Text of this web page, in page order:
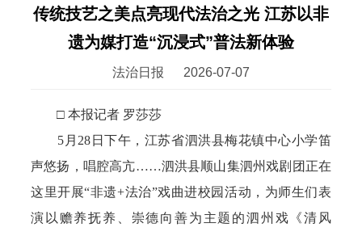
传统技艺之美点亮现代法治之光 江苏以非
遗为媒打造“沉浸式”普法新体验
法治日报 2026-07-07
□ 本报记者 罗莎莎
5月28日下午，江苏省泗洪县梅花镇中心小学笛
声悠扬，唱腔高亢……泗洪县顺山集泗州戏剧团正在
这里开展“非遗+法治”戏曲进校园活动，为师生们表
演以赡养抚养、崇德向善为主题的泗州戏《清风